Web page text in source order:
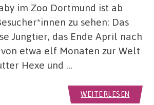
im Zoo Dortmund ist ab
zu sehen: Das
Jungtier, das Ende April nach
etwa elf Monaten zur Welt
Hexe und …
WEITERLESEN